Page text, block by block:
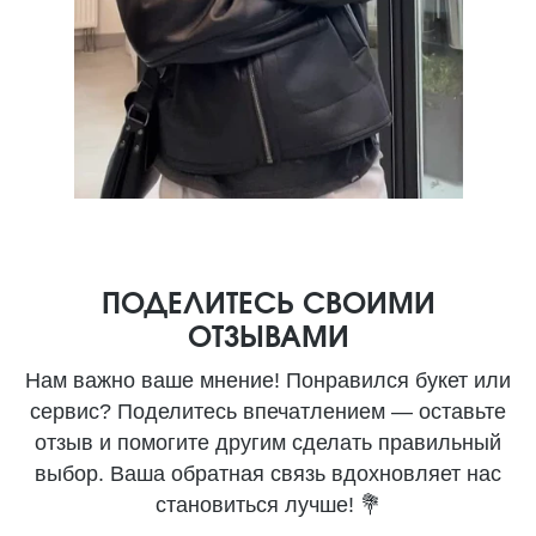
ПОДЕЛИТЕСЬ СВОИМИ
ОТЗЫВАМИ
Нам важно ваше мнение! Понравился букет или
сервис? Поделитесь впечатлением — оставьте
отзыв и помогите другим сделать правильный
выбор. Ваша обратная связь вдохновляет нас
становиться лучше! 💐